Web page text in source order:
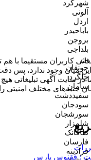
شهرکرد
آلونی
اردل
باباحیدر
بروجن
بلداجی
بن
جونقان
چلگرد
سامان
سفیددشت
سودجان
سورشجان
شلمزار
طاقانک
فارسان
فرادبنه
کاربران مستقیما با
میان وجود ندارد، پس
سایت آگهی تبلیغاتی هیچ
جنبه‌های مختلف امنیتی
: ققنوس پارس